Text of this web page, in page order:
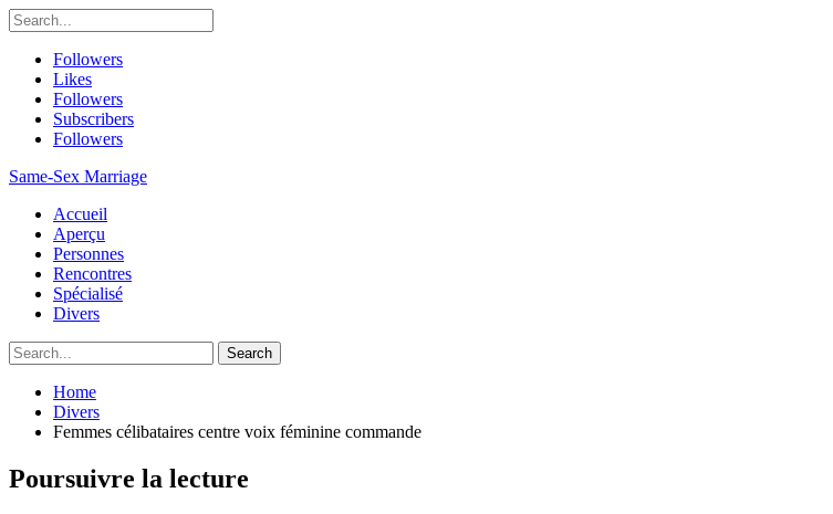
Followers
Likes
Followers
Subscribers
Followers
Same-Sex Marriage
Accueil
Aperçu
Personnes
Rencontres
Spécialisé
Divers
Home
Divers
Femmes célibataires centre voix féminine commande
Poursuivre la lecture